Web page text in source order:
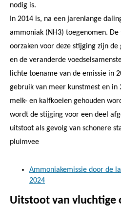
nodig is.
In 2014 is, na een jarenlange
ammoniak (NH3) toegenomen.
oorzaken voor deze stijging zijn
en de veranderde
lichte toename van de emissie in
gebruik van meer kunstmest en
melk- en kalfkoeien gehouden
wordt de stijging voor een deel
uitstoot als gevolg van schonere
pluimvee
Ammoniakemissie door de
2024
Uitstoot van vluchtige